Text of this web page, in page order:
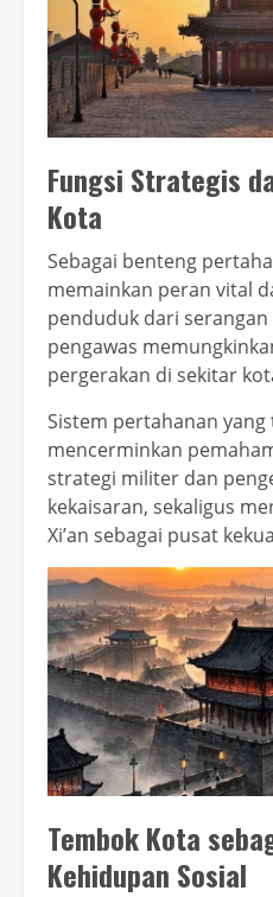
Fungsi Strategis
Kota
Sebagai benteng
memainkan peran vital
penduduk dari
pengawas
pergerakan di sekitar
Sistem pertahanan
mencerminkan
strategi militer dan
kekaisaran, sekaligus
Xi’an sebagai pusat
Tembok Kota
Kehidupan Sosial